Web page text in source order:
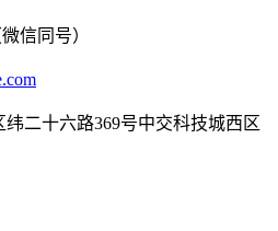
信同号）
二十六路369号中交科技城西区